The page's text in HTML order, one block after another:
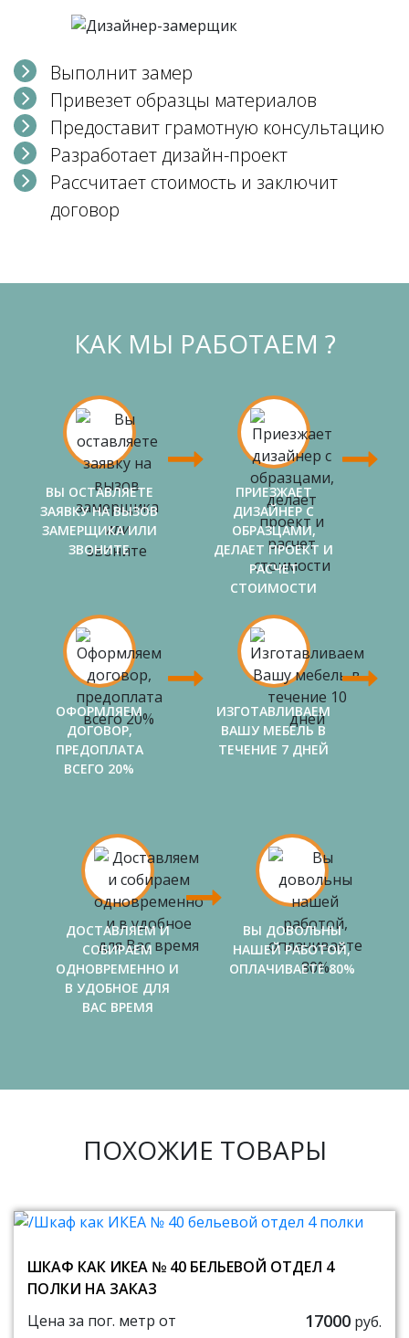
Выполнит замер
Привезет образцы материалов
Предоставит грамотную консультацию
Разработает дизайн-проект
Рассчитает стоимость и заключит
договор
КАК МЫ РАБОТАЕМ ?
ВЫ ОСТАВЛЯЕТЕ
ЗАЯВКУ НА ВЫЗОВ
ЗАМЕРЩИКА ИЛИ
ЗВОНИТЕ
ПРИЕЗЖАЕТ
ДИЗАЙНЕР С
ОБРАЗЦАМИ,
ДЕЛАЕТ ПРОЕКТ И
РАСЧЕТ
СТОИМОСТИ
ОФОРМЛЯЕМ
ДОГОВОР,
ПРЕДОПЛАТА
ВСЕГО 20%
ИЗГОТАВЛИВАЕМ
ВАШУ МЕБЕЛЬ В
ТЕЧЕНИЕ 7 ДНЕЙ
ДОСТАВЛЯЕМ И
СОБИРАЕМ
ОДНОВРЕМЕННО И
В УДОБНОЕ ДЛЯ
ВАС ВРЕМЯ
ВЫ ДОВОЛЬНЫ
НАШЕЙ РАБОТОЙ,
ОПЛАЧИВАЕТЕ 80%
ПОХОЖИЕ ТОВАРЫ
ШКАФ КАК ИКЕА № 40 БЕЛЬЕВОЙ ОТДЕЛ 4
ПОЛКИ НА ЗАКАЗ
Цена за пог. метр от
17000 руб.